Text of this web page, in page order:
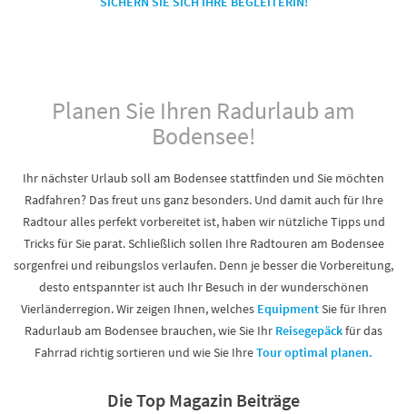
Planen Sie Ihren Radurlaub am
Bodensee!
Ihr nächster Urlaub soll am Bodensee stattfinden und Sie möchten
Radfahren? Das freut uns ganz besonders. Und damit auch für Ihre
Radtour alles perfekt vorbereitet ist, haben wir nützliche Tipps und
Tricks für Sie parat. Schließlich sollen Ihre Radtouren am Bodensee
sorgenfrei und reibungslos verlaufen. Denn je besser die Vorbereitung,
desto entspannter ist auch Ihr Besuch in der wunderschönen
Vierländerregion. Wir zeigen Ihnen, welches EquipmentSie für Ihren
Radurlaub am Bodensee brauchen, wie Sie Ihr Reisegepäckfür das
Fahrrad richtig sortieren und wie Sie IhreTour optimal planen.
Die Top Magazin Beiträge